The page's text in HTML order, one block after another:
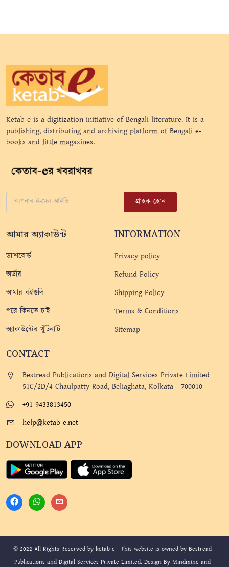
Ketab-e is a digitization initiative of Bengali literature. It is a
publishing, distributing and archiving platform of Bengali e-
books and little magazines.
গ্রাহক হোন
আমার অ্যাকাউন্ট
ড্যাশবোর্ড
অর্ডার
আমার বইগুলি
পরে কিনতে চাই
অ্যাকাউন্টের খুঁটিনাটি
INFORMATION
Privacy policy
Refund Policy
Shipping Policy
Terms & Conditions
Sitemap
CONTACT
Bestread Publications and Digital Services Private Limited
51C/2D/4 Chaulpatty Road, Beliaghata, Kolkata - 700010
+91-9433813450
help@ketab-e.net
DOWNLOAD APP
© 2022 All Rights Reserved by ketab-e | This website is owned by Bestread
Publications and Digital Services Private Limited. Design By Mindmine and